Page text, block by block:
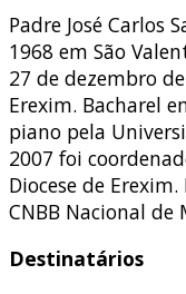
Padre José Carlos
1968 em São
27 de dezembro
Erexim. Bacharel
piano pela
2007 foi
Diocese de
CNBB Nacional de
Destinatários